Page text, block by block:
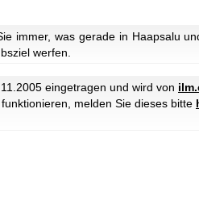
immer, was gerade in Haapsalu
werfen.
eingetragen und wird von
melden Sie dieses bitte